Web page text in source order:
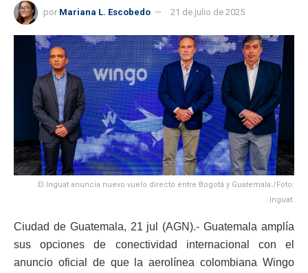
por Mariana L. Escobedo 21 de julio de 2025
El Inguat anuncia nuevo vuelo directo entre Bogotá y Guatemala./Foto:
Inguat.
Ciudad de Guatemala, 21 jul (AGN).- Guatemala amplía
sus opciones de conectividad internacional con el
anuncio oficial de que la aerolínea colombiana Wingo